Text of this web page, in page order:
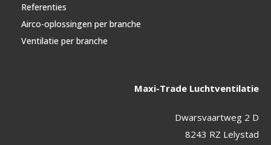
Referenties
Airco-oplossingen per branche
Ventilatie per branche
Maxi-Trade Luchtventilatie
Dwarsvaartweg 2 D
8243 RZ Lelystad